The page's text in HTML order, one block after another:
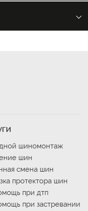
шиномонтаж
шин
смена шин
протектора шин
при дтп
при застревании